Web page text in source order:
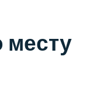
месту